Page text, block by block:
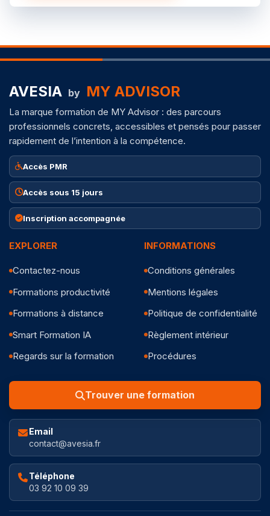
AVESIA by MY ADVISOR
La marque formation de MY Advisor : des parcours
professionnels concrets, accessibles et pensés pour passer
rapidement de l’intention à la compétence.
Accès PMR
Accès sous 15 jours
Inscription accompagnée
EXPLORER
Contactez-nous
Formations productivité
Formations à distance
Smart Formation IA
Regards sur la formation
INFORMATIONS
Conditions générales
Mentions légales
Politique de confidentialité
Règlement intérieur
Procédures
Trouver une formation
Email
contact@avesia.fr
Téléphone
03 92 10 09 39